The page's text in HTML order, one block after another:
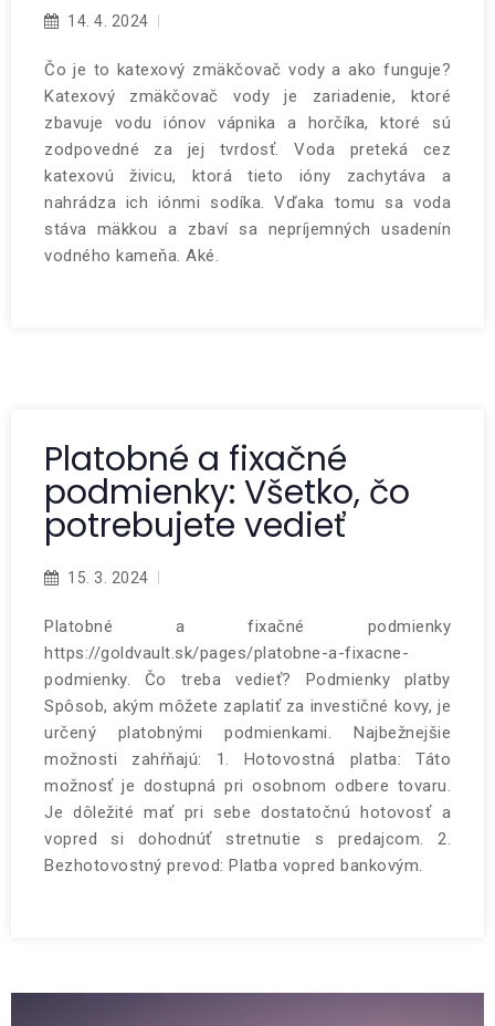
14. 4. 2024
Čo je to katexový zmäkčovač vody a ako funguje?
Katexový zmäkčovač vody je zariadenie, ktoré
zbavuje vodu iónov vápnika a horčíka, ktoré sú
zodpovedné za jej tvrdosť. Voda preteká cez
katexovú živicu, ktorá tieto ióny zachytáva a
nahrádza ich iónmi sodíka. Vďaka tomu sa voda
stáva mäkkou a zbaví sa nepríjemných usadenín
vodného kameňa. Aké.
Platobné a fixačné
podmienky: Všetko, čo
potrebujete vedieť
15. 3. 2024
Platobné a fixačné podmienky
https://goldvault.sk/pages/platobne-a-fixacne-
podmienky. Čo treba vedieť? Podmienky platby
Spôsob, akým môžete zaplatiť za investičné kovy, je
určený platobnými podmienkami. Najbežnejšie
možnosti zahŕňajú: 1. Hotovostná platba: Táto
možnosť je dostupná pri osobnom odbere tovaru.
Je dôležité mať pri sebe dostatočnú hotovosť a
vopred si dohodnúť stretnutie s predajcom. 2.
Bezhotovostný prevod: Platba vopred bankovým.